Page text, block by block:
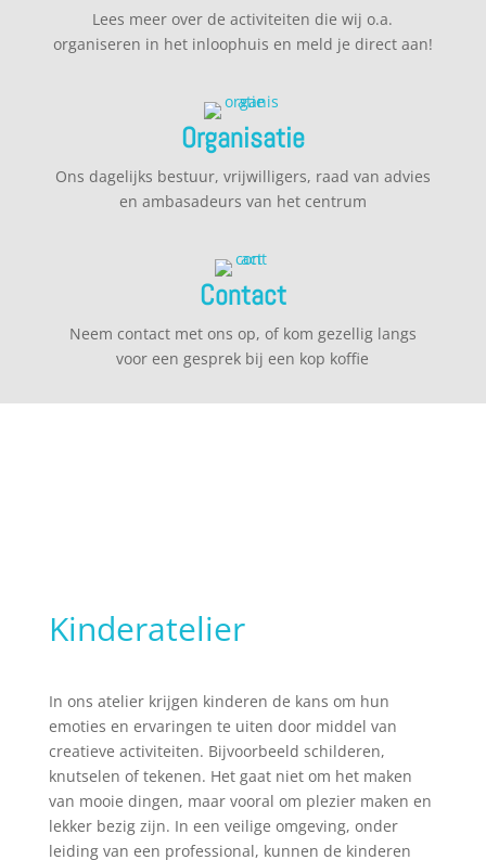
Lees meer over de activiteiten die wij o.a.
organiseren in het inloophuis en meld je direct aan!
Organisatie
Ons dagelijks bestuur, vrijwilligers, raad van advies
en ambasadeurs van het centrum
Contact
Neem contact met ons op, of kom gezellig langs
voor een gesprek bij een kop koffie
Kinderatelier
In ons atelier krijgen kinderen de kans om hun
emoties en ervaringen te uiten door middel van
creatieve activiteiten. Bijvoorbeeld schilderen,
knutselen of tekenen. Het gaat niet om het maken
van mooie dingen, maar vooral om plezier maken en
lekker bezig zijn. In een veilige omgeving, onder
leiding van een professional, kunnen de kinderen